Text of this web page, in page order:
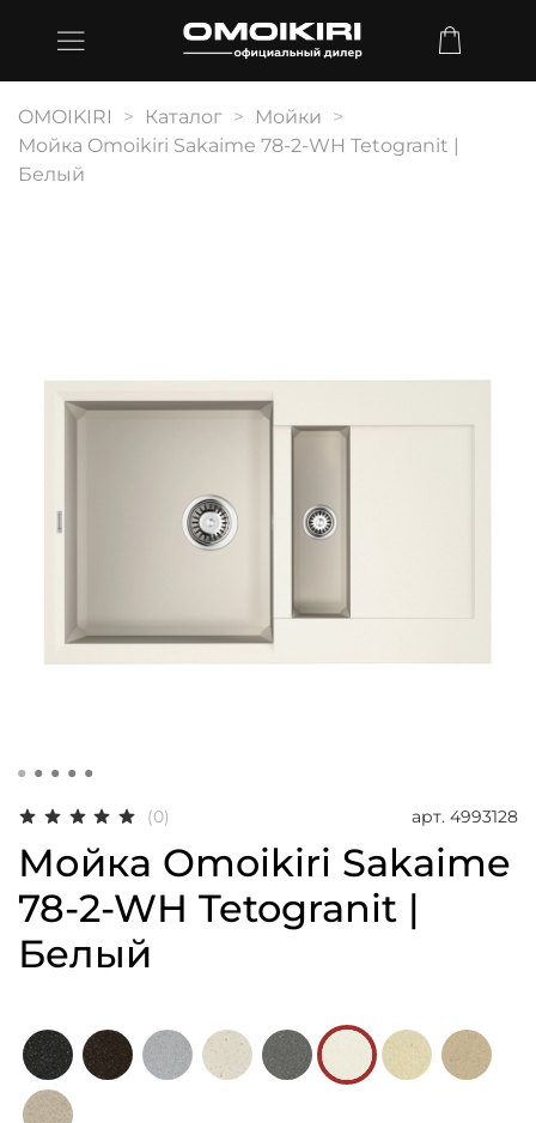
OMOIKIRI Каталог
Мойки
Мойка Omoikiri Sakaime 78-2-WH Tetogranit |
Белый
(0) арт. 4993128
Мойка Omoikiri Sakaime
78-2-WH Tetogranit |
Белый